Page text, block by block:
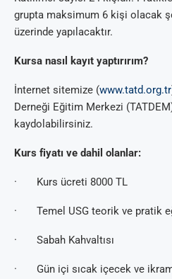
grupta maksimum 6 kişi olacak
üzerinde yapılacaktır.
Kursa nasıl kayıt yaptırırım?
İnternet sitemize (www.tatd.org.tr
Derneği Eğitim Merkezi
kaydolabilirsiniz.
Kurs fiyatı ve dahil olanlar:
· Kurs ücreti 8000 TL
· Temel USG teorik ve pratik
· Sabah Kahvaltısı
· Gün içi sıcak içecek ve